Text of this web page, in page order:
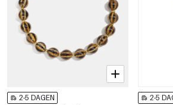
2-5 DAGEN 2-5